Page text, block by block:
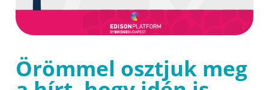
Örömmel osztjuk meg